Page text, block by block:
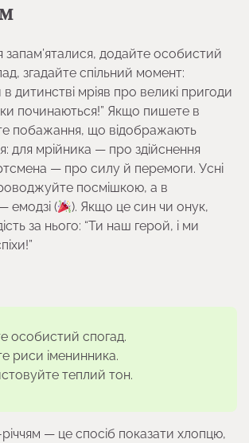
додайте особистий
згадайте спільний момент:
в дитинстві мріяв про великі пригоди
починаються!” Якщо пишете в
побажання, що відображають
для мрійника — про здійснення
— про силу й перемоги. Усні
посмішкою, а в
емодзі (
). Якщо це син чи онук,
за нього: “Ти наш герой, і ми
особистий спогад.
риси іменинника.
теплий тон.
річчям — це спосіб показати хлопцю,